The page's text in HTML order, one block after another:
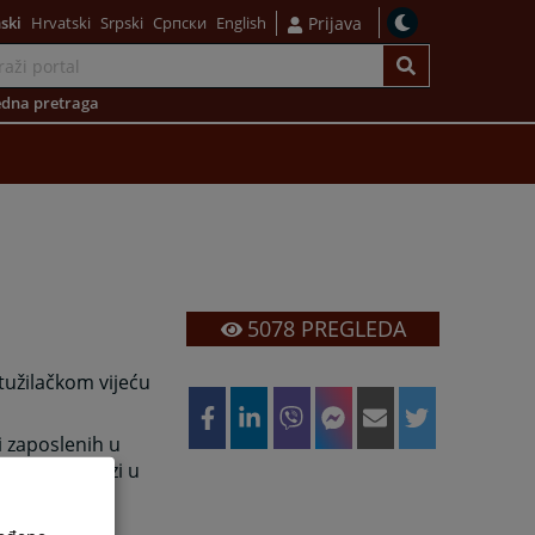
Hrvatski Srpski Српски English Prijava
pretraga
vijeću
u
koji se nalazi u
5078PREGLEDA